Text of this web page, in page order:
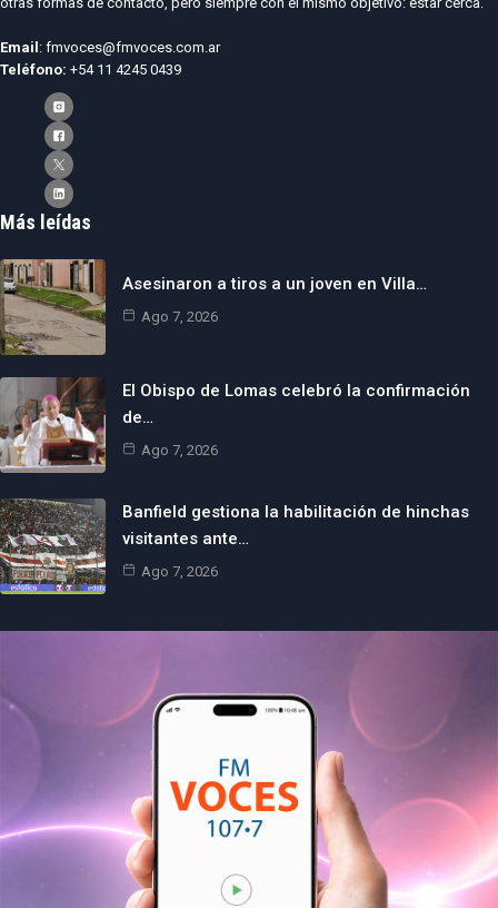
Email: fmvoces@fmvoces.com.ar
Teléfono: +54 11 4245 0439
Más leídas
Asesinaron a tiros a un joven en Villa…
Ago 7, 2026
El Obispo de Lomas celebró la confirmación
de…
Ago 7, 2026
Banfield gestiona la habilitación de hinchas
visitantes ante…
Ago 7, 2026